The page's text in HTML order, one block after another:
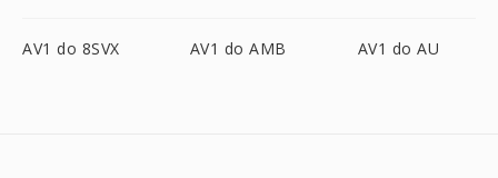
AV1 do 8SVX AV1 do AMB AV1 do AU